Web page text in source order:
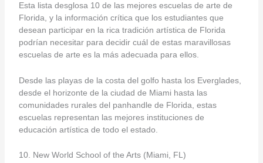
Esta lista desglosa 10 de las mejores escuelas de arte de
Florida, y la información crítica que los estudiantes que
desean participar en la rica tradición artística de Florida
podrían necesitar para decidir cuál de estas maravillosas
escuelas de arte es la más adecuada para ellos.
Desde las playas de la costa del golfo hasta los Everglades,
desde el horizonte de la ciudad de Miami hasta las
comunidades rurales del panhandle de Florida, estas
escuelas representan las mejores instituciones de
educación artística de todo el estado.
10. New World School of the Arts (Miami, FL)